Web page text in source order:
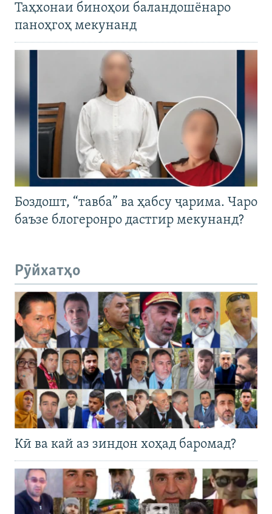
Таҳхонаи биноҳои баландошёнаро
паноҳгоҳ мекунанд
Боздошт, “тавба” ва ҳабсу ҷарима. Чаро
баъзе блогеронро дастгир мекунанд?
Рӯйхатҳо
Кӣ ва кай аз зиндон хоҳад баромад?